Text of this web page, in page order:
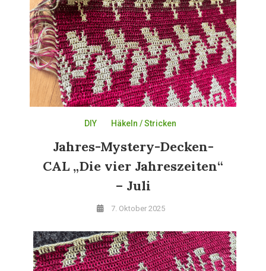
DIY Häkeln / Stricken
Jahres-Mystery-Decken-
CAL „Die vier Jahreszeiten“
– Juli
7. Oktober 2025